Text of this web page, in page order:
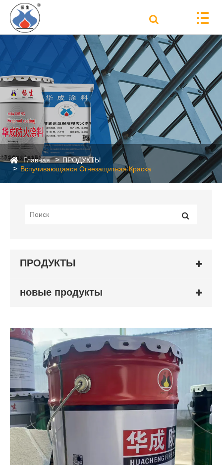
Главная
ПРОДУКТЫ
Вспучивающаяся Огнезащитная Краска
ПРОДУКТЫ
новые продукты